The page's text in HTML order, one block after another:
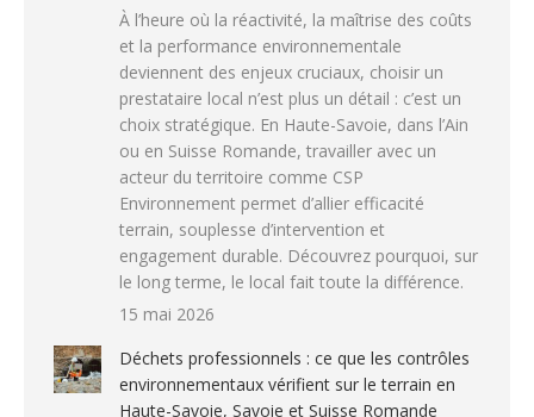
À l’heure où la réactivité, la maîtrise des coûts
et la performance environnementale
deviennent des enjeux cruciaux, choisir un
prestataire local n’est plus un détail : c’est un
choix stratégique. En Haute-Savoie, dans l’Ain
ou en Suisse Romande, travailler avec un
acteur du territoire comme CSP
Environnement permet d’allier efficacité
terrain, souplesse d’intervention et
engagement durable. Découvrez pourquoi, sur
le long terme, le local fait toute la différence.
15 mai 2026
Déchets professionnels : ce que les contrôles
environnementaux vérifient sur le terrain en
Haute-Savoie, Savoie et Suisse Romande